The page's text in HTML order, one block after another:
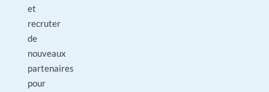
et
recruter
de
nouveaux
partenaires
pour